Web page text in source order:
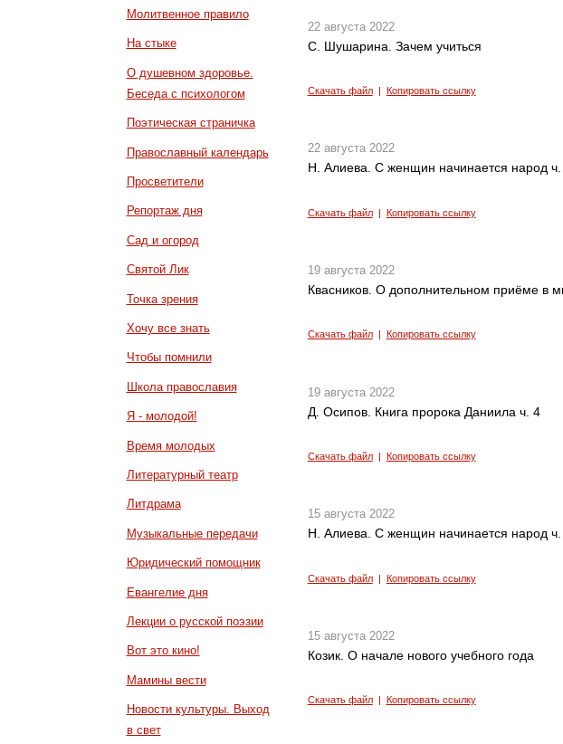
Молитвенное правило
На стыке
О душевном здоровье.
Беседа с психологом
Поэтическая страничка
Православный календарь
Просветители
Репортаж дня
Сад и огород
Святой Лик
Точка зрения
Хочу все знать
Чтобы помнили
Школа православия
Я - молодой!
Время молодых
Литературный театр
Литдрама
Музыкальные передачи
Юридический помощник
Евангелие дня
Лекции о русской поэзии
Вот это кино!
Мамины вести
Новости культуры. Выход
в свет
22 августа 2022
С. Шушарина. Зачем учиться
Скачать файл| Копировать ссылку
22 августа 2022
Н. Алиева. С женщин начинается народ
Скачать файл| Копировать ссылку
19 августа 2022
Квасников. О дополнительном приёме в
Скачать файл| Копировать ссылку
19 августа 2022
Д. Осипов. Книга пророка Даниила ч. 4
Скачать файл| Копировать ссылку
15 августа 2022
Н. Алиева. С женщин начинается народ
Скачать файл| Копировать ссылку
15 августа 2022
Козик. О начале нового учебного года
Скачать файл| Копировать ссылку